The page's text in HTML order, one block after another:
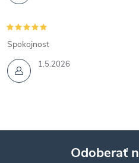
1.5.2026
Spokojnost
Odoberať